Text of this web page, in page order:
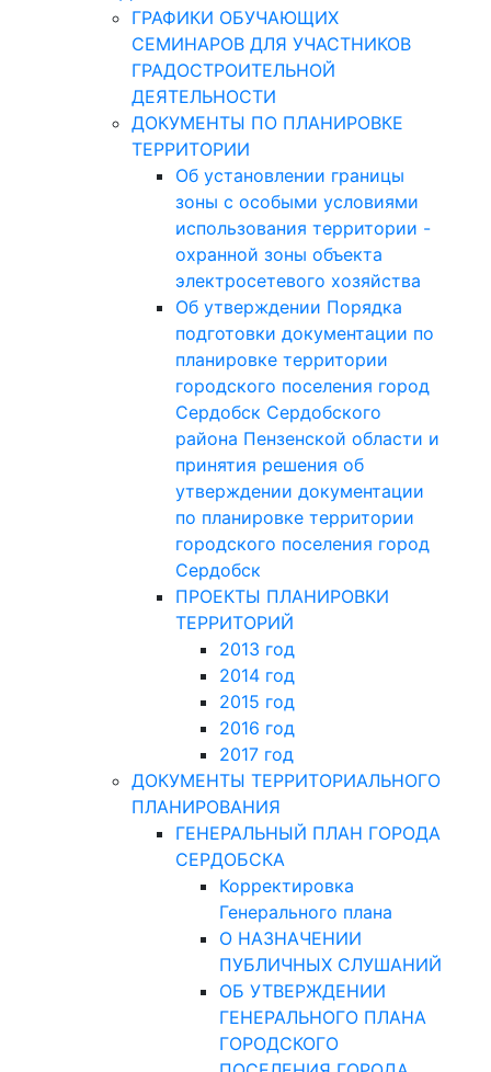
ГРАФИКИ ОБУЧАЮЩИХ
СЕМИНАРОВ ДЛЯ УЧАСТНИКОВ
ГРАДОСТРОИТЕЛЬНОЙ
ДЕЯТЕЛЬНОСТИ
ДОКУМЕНТЫ ПО ПЛАНИРОВКЕ
ТЕРРИТОРИИ
Об установлении границы
зоны с особыми условиями
использования территории -
охранной зоны объекта
электросетевого хозяйства
Об утверждении Порядка
подготовки документации по
планировке территории
городского поселения город
Сердобск Сердобского
района Пензенской области и
принятия решения об
утверждении документации
по планировке территории
городского поселения город
Сердобск
ПРОЕКТЫ ПЛАНИРОВКИ
ТЕРРИТОРИЙ
2013 год
2014 год
2015 год
2016 год
2017 год
ДОКУМЕНТЫ ТЕРРИТОРИАЛЬНОГО
ПЛАНИРОВАНИЯ
ГЕНЕРАЛЬНЫЙ ПЛАН ГОРОДА
СЕРДОБСКА
Корректировка
Генерального плана
О НАЗНАЧЕНИИ
ПУБЛИЧНЫХ СЛУШАНИЙ
ОБ УТВЕРЖДЕНИИ
ГЕНЕРАЛЬНОГО ПЛАНА
ГОРОДСКОГО